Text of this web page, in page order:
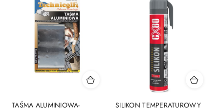
TAŚMA ALUMINIOWA-
SILIKON TEMPERATUROWY